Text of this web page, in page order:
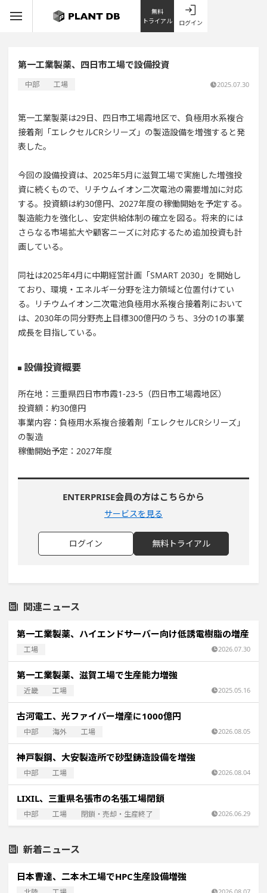
無料
トライアル
ログイン
第一工業製薬、四日市工場で設備投資
中部 工場 2025.07.30
第一工業製薬は29日、四日市工場霞地区で、負極用水系複合
接着剤「エレクセルCRシリーズ」の製造設備を増強すると発
表した。
今回の設備投資は、2025年5月に滋賀工場で実施した増強投
資に続くもので、リチウムイオン二次電池の需要増加に対応
する。投資額は約30億円、2027年度の稼働開始を予定する。
製造能力を強化し、安定供給体制の確立を図る。将来的には
さらなる市場拡大や顧客ニーズに対応するため追加投資も計
画している。
同社は2025年4月に中期経営計画「SMART 2030」を開始し
ており、環境・エネルギー分野を注力領域と位置付けてい
る。リチウムイオン二次電池負極用水系複合接着剤において
は、2030年の同分野売上目標300億円のうち、3分の1の事業
成長を目指している。
設備投資概要
所在地：三重県四日市市霞1-23-5（四日市工場霞地区）
投資額：約30億円
事業内容：負極用水系複合接着剤「エレクセルCRシリーズ」
の製造
稼働開始予定：2027年度
ENTERPRISE会員の方はこちらから
サービスを見る
ログイン 無料トライアル
関連ニュース
第一工業製薬、ハイエンドサーバー向け低誘電樹脂の増産
工場 2026.07.30
第一工業製薬、滋賀工場で生産能力増強
近畿 工場 2025.05.16
古河電工、光ファイバー増産に1000億円
中部 海外 工場 2026.08.05
神戸製鋼、大安製造所で砂型鋳造設備を増強
中部 工場 2026.08.04
LIXIL、三重県名張市の名張工場閉鎖
中部 工場 閉鎖・売却・生産終了 2026.06.29
新着ニュース
日本曹達、二本木工場でHPC生産設備増強